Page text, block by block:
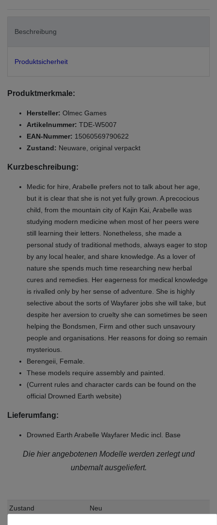
Beschreibung
Produktsicherheit
Produktmerkmale:
Hersteller: Olmec Games
Artikelnummer: TDE-W5007
EAN-Nummer: 15060569790622
Zustand: Neuware, original verpackt
Kurzbeschreibung:
Medic for hire, Arabelle prefers not to talk about her age,
but it is clear that she is not yet fully grown. A precocious
child, from the mountain city of Kajin Kai, Arabelle was
studying modern medicine when most of her peers were
still learning their letters. Nonetheless, she made a
personal study of traditional methods, always eager to stop
by any local healer, and share knowledge. As a lover of
nature she spends much time researching new herbal
cures and remedies. Her eagerness for medical knowledge
is rivalled only by her sense of adventure. She is highly
selective about the sorts of Wayfarer jobs she will take, but
despite her aversion to cruelty she can sometimes be seen
helping the Bondsmen, Firm and other such unsavoury
people and organisations. Her reasons for doing so remain
mysterious.
Berengeii, Female.
These models require assembly and painted.
(Current rules and character cards can be found on the
official Drowned Earth website)
Lieferumfang:
Drowned Earth Arabelle Wayfarer Medic incl. Base
Die hier angebotenen Modelle werden zerlegt und
unbemalt ausgeliefert.
Zustand Neu